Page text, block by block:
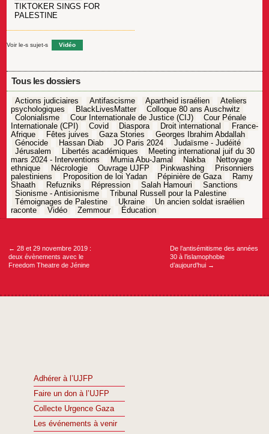
TIKTOKER SINGS FOR
PALESTINE
Voir le-s sujet-s Vidéo
Tous les dossiers
Actions judiciaires Antifascisme Apartheid israélien
Ateliers
psychologiques
BlackLivesMatter
Colloque 80 ans Auschwitz
Colonialisme
Cour Internationale de Justice (CIJ)
Cour Pénale
Internationale (CPI)
Covid Diaspora Droit international
France-
Afrique
Fêtes juives Gaza Stories
Georges Ibrahim Abdallah
Génocide
Hassan Diab JO Paris 2024
Judaïsme - Judéité
Jérusalem
Libertés académiques
Meeting international juif du 30
mars 2024 - Interventions
Mumia Abu-Jamal Nakba
Nettoyage
ethnique
Nécrologie Ouvrage UJFP Pinkwashing
Prisonniers
palestiniens
Proposition de loi Yadan Pépinière de Gaza
Ramy
Shaath
Refuzniks Répression Salah Hamouri
Sanctions
Sionisme - Antisionisme
Tribunal Russell pour la Palestine
Témoignages de Palestine
Ukraine
Un ancien soldat israélien
raconte
Vidéo Zemmour Éducation
Navigation
← 28 et 29 novembre 2019 :
deux évènements avec le
Freedom Theatre de Jénine
De l’antisémitisme des années
30 à l’islamophobie
d’aujourd’hui →
Adhérer à l’UJFP
Faire un don à l’UJFP
Collecte Urgence Gaza
Les événements à venir